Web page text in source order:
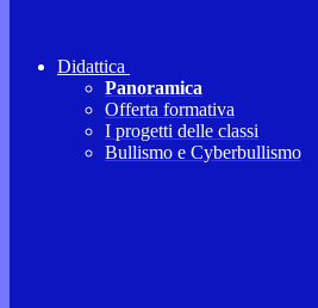
Didattica
Panoramica
Offerta formativa
I progetti delle classi
Bullismo e Cyberbullismo